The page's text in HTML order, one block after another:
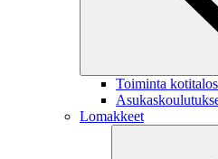
Toiminta
Lomakkeet